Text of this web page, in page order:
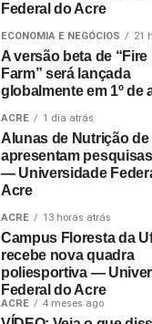
Federal do Acre
ECONOMIA E NEGÓCIOS 21
A versão beta de “Fire
Farm” será lançada
globalmente em 1º de
ACRE 1 dia atrás
Alunas de Nutrição de
apresentam
— Universidade
Acre
ACRE 13 horas atrás
Campus Floresta da
recebe nova quadra
poliesportiva —
Federal do Acre
ACRE 4 meses ago